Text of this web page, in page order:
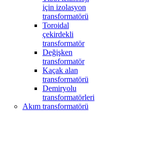
için izolasyon
transformatörü
Toroidal
çekirdekli
transformatör
Değişken
transformatör
Kaçak alan
transformatörü
Demiryolu
transformatörleri
Akım transformatörü